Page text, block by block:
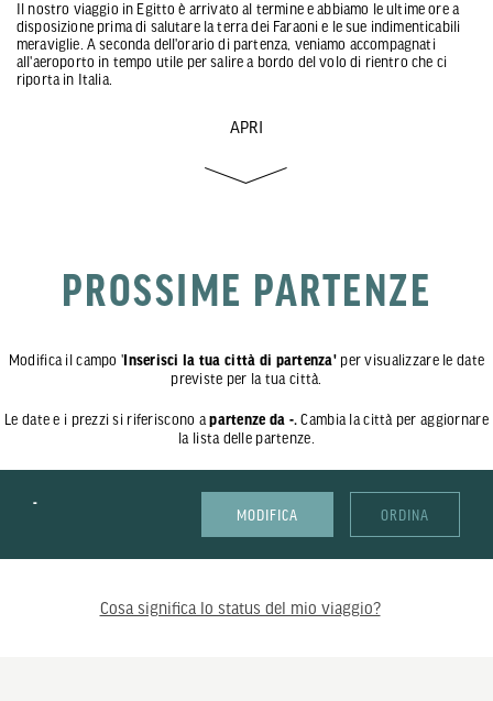
Il nostro viaggio in Egitto è arrivato al termine e abbiamo le ultime ore a
disposizione prima di salutare la terra dei Faraoni e le sue indimenticabili
meraviglie. A seconda dell'orario di partenza, veniamo accompagnati
all'aeroporto in tempo utile per salire a bordo del volo di rientro che ci
riporta in Italia.
APRI
PROSSIME PARTENZE
Modifica il campo ' Inserisci la tua città di partenza' per visualizzare le date
previste per la tua città.
Le date e i prezzi si riferiscono apartenze da -. Cambia la città per aggiornare
la lista delle partenze.
-
MODIFICA ORDINA
Cosa significa lo status del mio viaggio?